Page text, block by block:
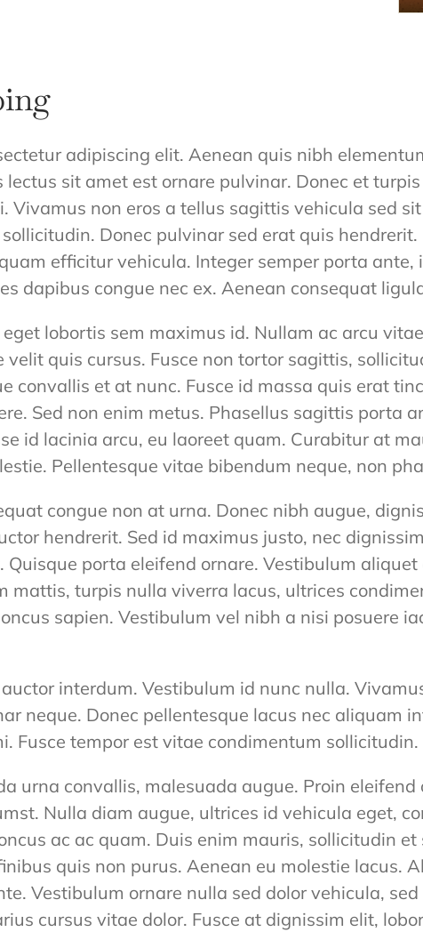
adipiscing elit. Aenean quis nibh
sit amet est ornare pulvinar. Donec et
Vivamus non eros a tellus sagittis vehicula sed
Donec pulvinar sed erat quis
efficitur vehicula. Integer semper porta
dapibus congue nec ex. Aenean consequat
lobortis sem maximus id. Nullam ac arcu
quis cursus. Fusce non tortor sagittis,
convallis et at nunc. Fusce id massa quis erat
Sed non enim metus. Phasellus sagittis porta
id lacinia arcu, eu laoreet quam. Curabitur at
Pellentesque vitae bibendum neque, non
congue non at urna. Donec nibh augue,
hendrerit. Sed id maximus justo, nec
porta eleifend ornare. Vestibulum aliquet
mattis, turpis nulla viverra lacus, ultrices
sapien. Vestibulum vel nibh a nisi posuere
interdum. Vestibulum id nunc nulla.
neque. Donec pellentesque lacus nec aliquam
Fusce tempor est vitae condimentum sollicitudin.
urna convallis, malesuada augue. Proin
Nulla diam augue, ultrices id vehicula eget,
ac ac quam. Duis enim mauris, sollicitudin
quis non purus. Aenean eu molestie lacus.
Vestibulum ornare nulla sed dolor vehicula,
cursus vitae dolor. Fusce at dignissim elit,